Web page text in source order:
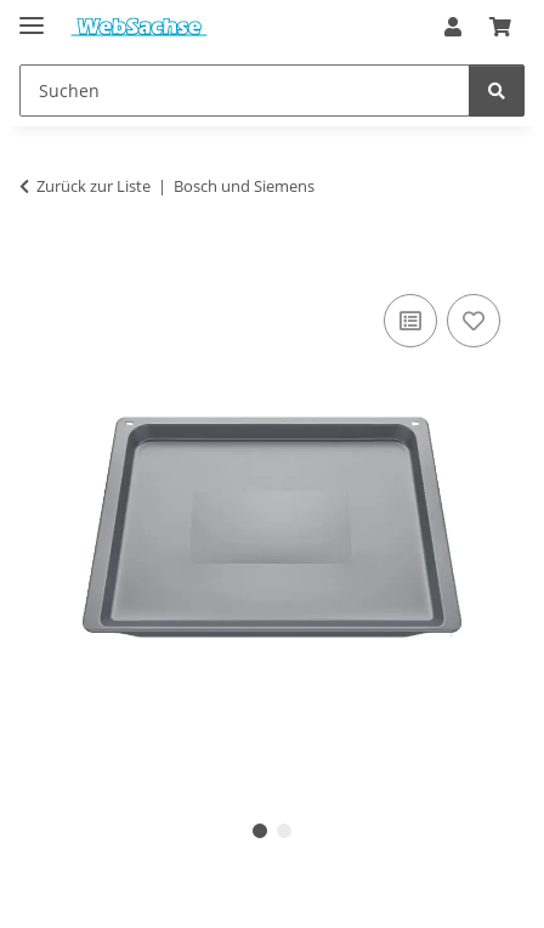
Zurück zur Liste Bosch und Siemens